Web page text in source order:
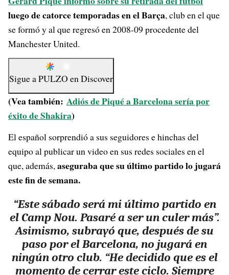
luego de catorce temporadas en el Barça, club en el que
se formó y al que regresó en 2008-09 procedente del
Manchester United.
Sigue aPULZO enDiscover
(Vea también: Adiós de Piqué a Barcelona sería por
éxito de Shakira)
El español sorprendió a sus seguidores e hinchas del
equipo al publicar un video en sus redes sociales en el
que, además,aseguraba que su último partido lo jugará
este fin de semana.
“Este sábado será mi último partido en
el Camp Nou. Pasaré a ser un culer más”.
Asimismo, subrayó que, después de su
paso por el Barcelona, no jugará en
ningún otro club. “He decidido que es el
momento de cerrar este ciclo. Siempre